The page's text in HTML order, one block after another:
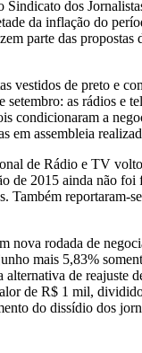
Sindicato dos
da inflação do
parte das
vestidos de preto e
as rádios e
condicionaram a
em assembleia
de Rádio e TV
de 2015 ainda não
Também
nova rodada de
mais 5,83%
alternativa de
de R$ 1 mil,
do dissídio dos